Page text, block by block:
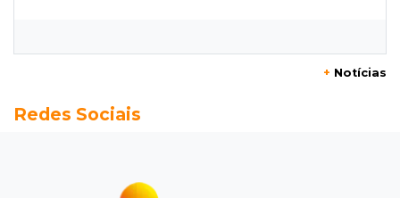
Caminhão envolvido em acidente com 4
Pagará indenização
+ Notícias
Redes Sociais